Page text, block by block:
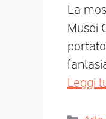
La
Musei
Leggi